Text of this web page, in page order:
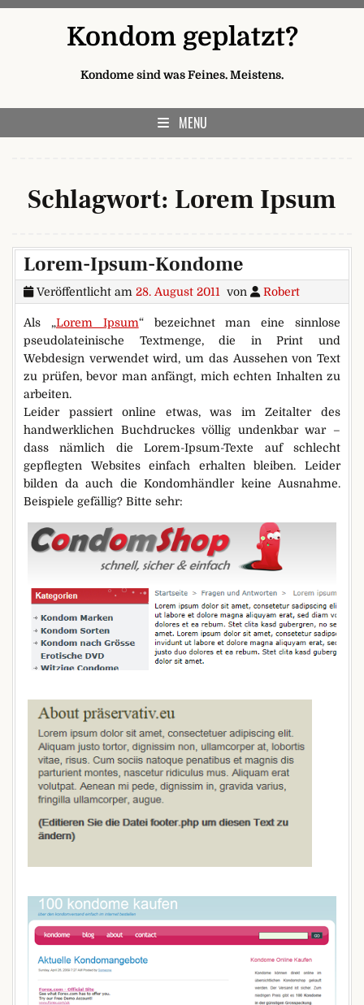
Kondom geplatzt?
Kondome sind was Feines. Meistens.
MENU
Schlagwort: Lorem Ipsum
Lorem-Ipsum-Kondome
Veröffentlicht am 28. August 2011 von Robert
Als „Lorem Ipsum“ bezeichnet man eine sinnlose
pseudolateinische Textmenge, die in Print und
Webdesign verwendet wird, um das Aussehen von Text
zu prüfen, bevor man anfängt, mich echten Inhalten zu
arbeiten.
Leider passiert online etwas, was im Zeitalter des
handwerklichen Buchdruckes völlig undenkbar war –
dass nämlich die Lorem-Ipsum-Texte auf schlecht
gepflegten Websites einfach erhalten bleiben. Leider
bilden da auch die Kondomhändler keine Ausnahme.
Beispiele gefällig? Bitte sehr: